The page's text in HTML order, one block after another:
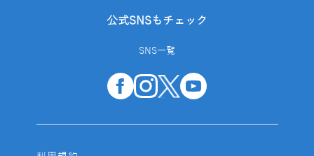
公式SNSもチェック
SNS一覧